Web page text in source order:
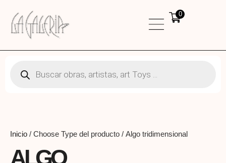
0
Inicio / Choose Type del producto / Algo tridimensional
ALGO